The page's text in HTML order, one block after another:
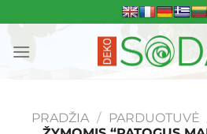
to
content
PRADŽIA / PARDUOTUVĖ